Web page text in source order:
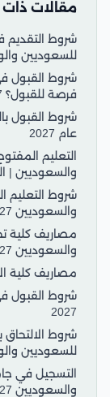
مقالات
شروط التقديم
للسعوديين
شروط القبول
فرصة للقبول؟ 2027
شروط القبول
عام 2027
التعليم
والسعوديين |
شروط التعليم
والسعوديين 2027
مصاريف كلية
والسعوديين 2027
مصاريف كلية
شروط القبول
2027
شروط الالتحاق
للسعوديين
التسجيل في
والسعوديين 2027